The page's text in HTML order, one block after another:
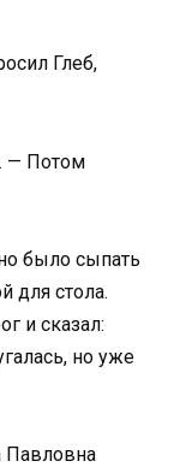
Глеб,
— Потом
было сыпать
для стола.
и сказал:
но уже
Павловна